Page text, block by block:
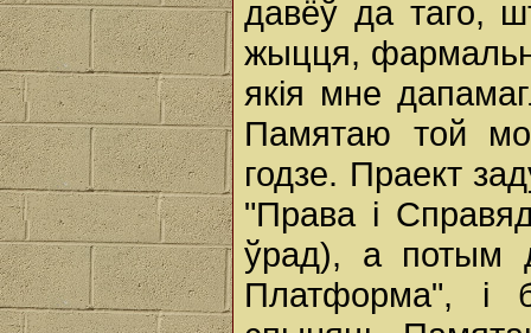
давёў да таго,
жыцця,
якія мне
Памятаю той
годзе. Праект
"Права і
ўрад), а потым
Платформа", і